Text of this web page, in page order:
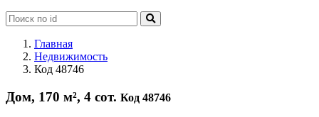
Главная
Недвижимость
Код 48746
Дом, 170 м², 4 сот. Код 48746